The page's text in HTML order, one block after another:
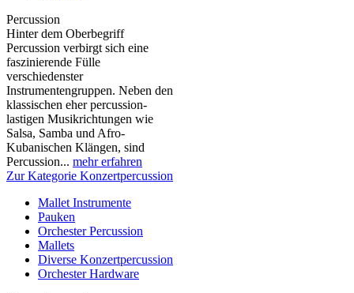
Percussion
Hinter dem Oberbegriff
Percussion verbirgt sich eine
faszinierende Fülle
verschiedenster
Instrumentengruppen. Neben den
klassischen eher percussion-
lastigen Musikrichtungen wie
Salsa, Samba und Afro-
Kubanischen Klängen, sind
Percussion... mehr erfahren
Zur Kategorie Konzertpercussion
Mallet Instrumente
Pauken
Orchester Percussion
Mallets
Diverse Konzertpercussion
Orchester Hardware